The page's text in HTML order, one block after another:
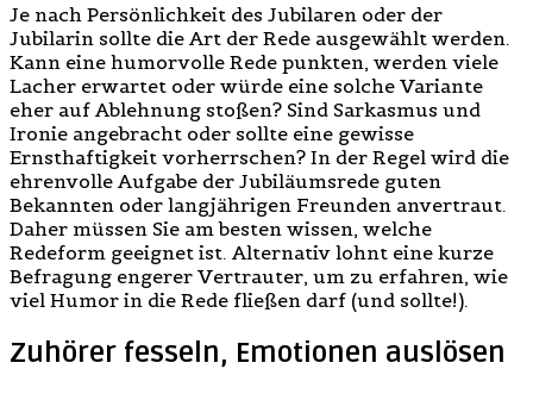
Je nach Persönlichkeit des Jubilaren oder der
Jubilarin sollte die Art der Rede ausgewählt werden.
Kann eine humorvolle Rede punkten, werden viele
Lacher erwartet oder würde eine solche Variante
eher auf Ablehnung stoßen? Sind Sarkasmus und
Ironie angebracht oder sollte eine gewisse
Ernsthaftigkeit vorherrschen? In der Regel wird die
ehrenvolle Aufgabe der Jubiläumsrede guten
Bekannten oder langjährigen Freunden anvertraut.
Daher müssen Sie am besten wissen, welche
Redeform geeignet ist. Alternativ lohnt eine kurze
Befragung engerer Vertrauter, um zu erfahren, wie
viel Humor in die Rede fließen darf (und sollte!).
Zuhörer fesseln, Emotionen auslösen